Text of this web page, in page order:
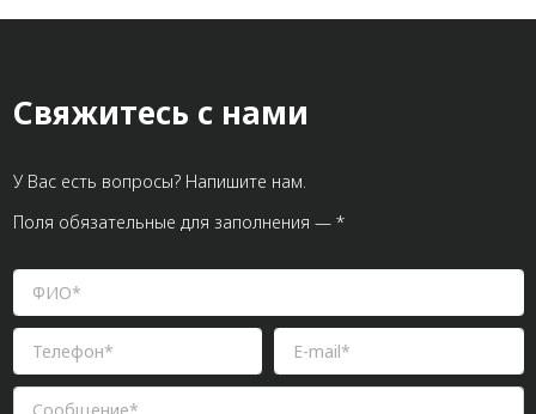
Свяжитесь с нами
У Вас есть вопросы? Напишите нам.
Поля обязательные для заполнения — *